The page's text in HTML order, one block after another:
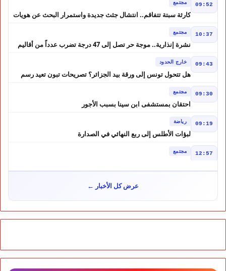
09:52 مجتمع
كارثة سبتة تتفاقم.. انتشال جثث جديدة واستمرار البحث عن هويات
10:37 مجتمع
نشرة إنذارية.. موجة حر تصل إلى 47 درجة تضرب عدداً من أقاليم
09:43 خارج الحدود
هل تتحول تونس إلى ورقة بيد الجزائر؟ تصريحات تبون تعيد رسم
09:30 مجتمع
احتقان بمستشفى ابن سينا بسبب الأجور
09:19 رياضة
لبؤات الأطلس إلى ربع النهائي في الصدارة
12:57 مجتمع
أشعل أزمة سبتة
هل لعبت حسابات من الجزائر دورًا في أحداث سبتة؟ تقرير إسباني
يكشف المعطيات
10:24 مجتمع
زيادة مفاجئة في أسعار المحروقات بالمغرب.. درهم إضافي للغازوال
عرض كل الأخبار ←